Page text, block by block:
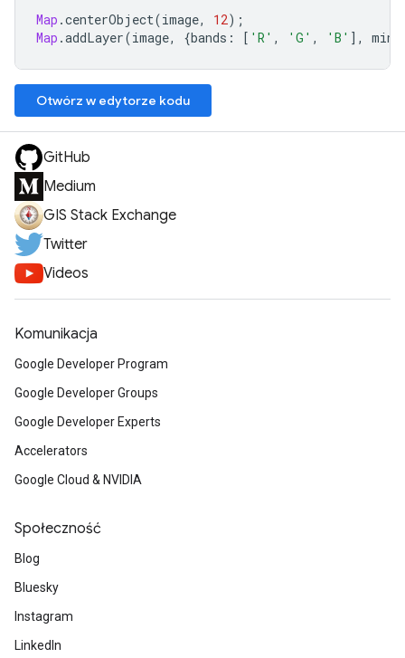
Map .centerObject(image, 12);
Map .addLayer(image, {bands : [ 'R' , 'G' , 'B' ], min
Otwórz w edytorze kodu
GitHub
Medium
GIS Stack Exchange
Twitter
Videos
Komunikacja
Google Developer Program
Google Developer Groups
Google Developer Experts
Accelerators
Google Cloud & NVIDIA
Społeczność
Blog
Bluesky
Instagram
LinkedIn